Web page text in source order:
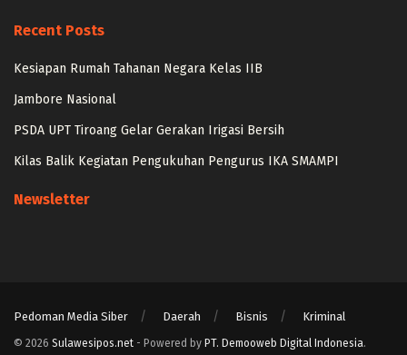
Recent Posts
Kesiapan Rumah Tahanan Negara Kelas IIB
Jambore Nasional
PSDA UPT Tiroang Gelar Gerakan Irigasi Bersih
Kilas Balik Kegiatan Pengukuhan Pengurus IKA SMAMPI
Newsletter
Pedoman Media Siber Daerah Bisnis Kriminal
© 2026 Sulawesipos.net - Powered by PT. Demooweb Digital Indonesia.